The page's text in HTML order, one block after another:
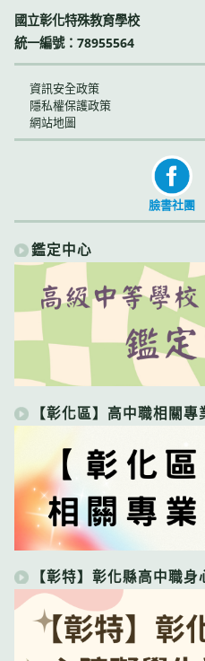
國立彰化特殊教育學校
統一編號：78955564
資訊安全政策
隱私權保護政策
網站地圖
臉書社團
鑑定中心
【彰化區】高中職相關
【彰特】彰化縣高中職